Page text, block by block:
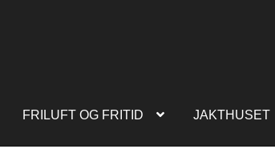
FRILUFT OG FRITID JAKTHUSET